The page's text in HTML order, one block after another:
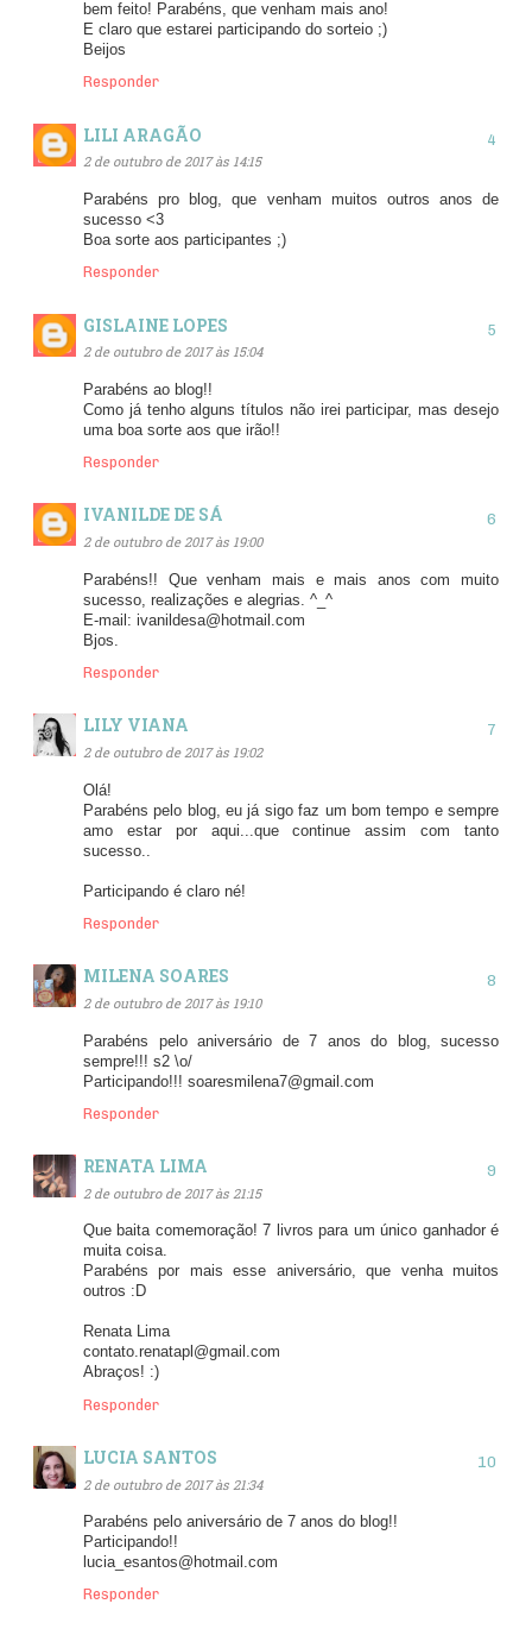
bem feito! Parabéns, que venham mais ano!
E claro que estarei participando do sorteio ;)
Beijos
Responder
LILI ARAGÃO
2 de outubro de 2017 às 14:15
Parabéns pro blog, que venham muitos outros anos de
sucesso <3
Boa sorte aos participantes ;)
Responder
GISLAINE LOPES
2 de outubro de 2017 às 15:04
Parabéns ao blog!!
Como já tenho alguns títulos não irei participar, mas desejo
uma boa sorte aos que irão!!
Responder
IVANILDE DE SÁ
2 de outubro de 2017 às 19:00
Parabéns!! Que venham mais e mais anos com muito
sucesso, realizações e alegrias. ^_^
E-mail: ivanildesa@hotmail.com
Bjos.
Responder
LILY VIANA
2 de outubro de 2017 às 19:02
Olá!
Parabéns pelo blog, eu já sigo faz um bom tempo e sempre
amo estar por aqui...que continue assim com tanto
sucesso..
Participando é claro né!
Responder
MILENA SOARES
2 de outubro de 2017 às 19:10
Parabéns pelo aniversário de 7 anos do blog, sucesso
sempre!!! s2 \o/
Participando!!! soaresmilena7@gmail.com
Responder
RENATA LIMA
2 de outubro de 2017 às 21:15
Que baita comemoração! 7 livros para um único ganhador é
muita coisa.
Parabéns por mais esse aniversário, que venha muitos
outros :D
Renata Lima
contato.renatapl@gmail.com
Abraços! :)
Responder
LUCIA SANTOS
2 de outubro de 2017 às 21:34
Parabéns pelo aniversário de 7 anos do blog!!
Participando!!
lucia_esantos@hotmail.com
Responder